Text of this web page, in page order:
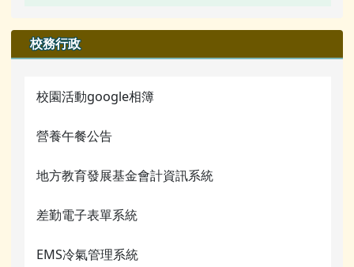
公開資訊
檔案下載
行事曆
行事曆
校園影音
檔案下載
行事曆
網管常用連結
關於我們
校務行政
行事曆
業務職掌
活動相簿
榮譽榜
校園影音
常用連結
檔案下載
校務行政
校園活動google相簿
營養午餐公告
地方教育發展基金會計資訊系統
差勤電子表單系統
EMS冷氣管理系統